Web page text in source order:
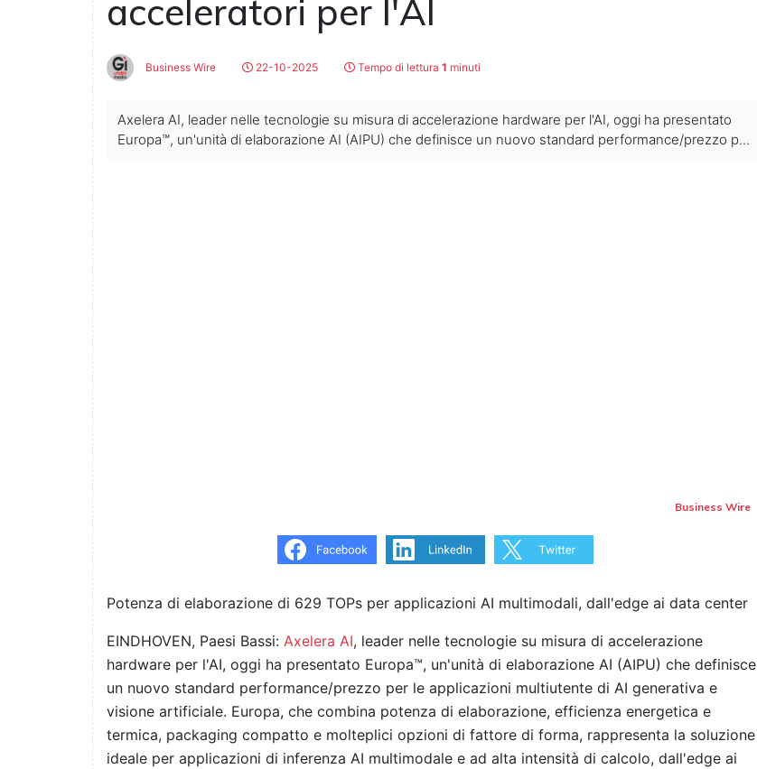
acceleratori per l'AI
Business Wire 22-10-2025 Tempo di lettura 1 minuti
Axelera AI, leader nelle tecnologie su misura di accelerazione hardware per l'AI, oggi ha presentato
Europa™, un'unità di elaborazione AI (AIPU) che definisce un nuovo standard performance/prezzo p...
Business Wire
Potenza di elaborazione di 629 TOPs per applicazioni AI multimodali, dall'edge ai data center
EINDHOVEN, Paesi Bassi: Axelera AI, leader nelle tecnologie su misura di accelerazione
hardware per l'AI, oggi ha presentato Europa™, un'unità di elaborazione AI (AIPU) che definisce
un nuovo standard performance/prezzo per le applicazioni multiutente di AI generativa e
visione artificiale. Europa, che combina potenza di elaborazione, efficienza energetica e
termica, packaging compatto e molteplici opzioni di fattore di forma, rappresenta la soluzione
ideale per applicazioni di inferenza AI multimodale e ad alta intensità di calcolo, dall'edge ai